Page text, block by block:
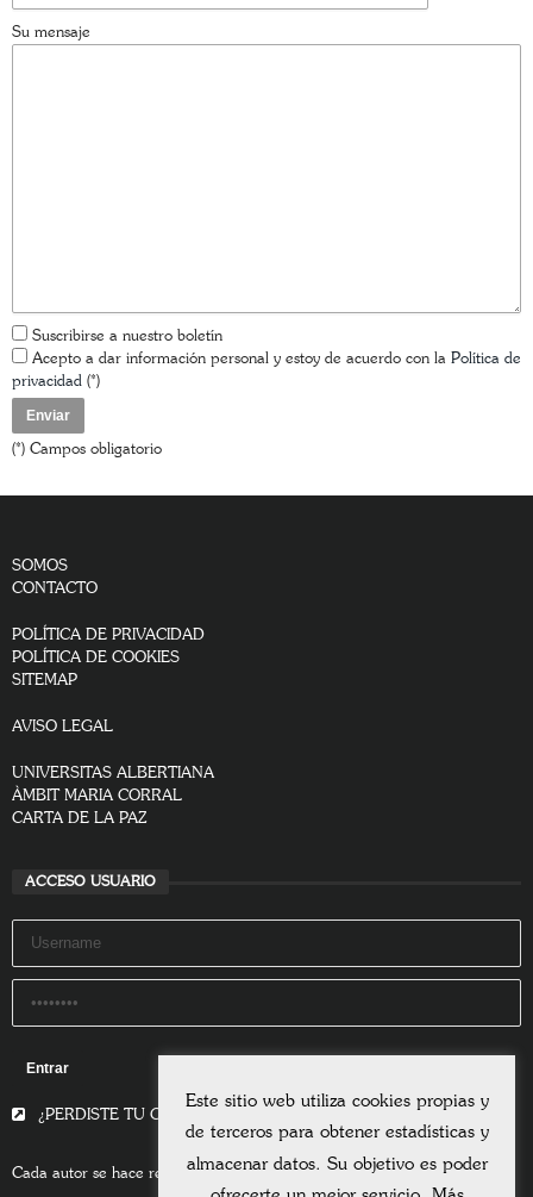
Su mensaje
Suscribirse a nuestro boletín
Acepto a dar información personal y estoy de acuerdo con la Política de
privacidad (*)
(*) Campos obligatorio
SOMOS
CONTACTO
POLÍTICA DE PRIVACIDAD
POLÍTICA DE COOKIES
SITEMAP
AVISO LEGAL
UNIVERSITAS ALBERTIANA
ÀMBIT MARIA CORRAL
CARTA DE LA PAZ
ACCESO USUARIO
¿PERDISTE TU CONTRASEÑA?
Cada autor se hace responsable del contenido de sus escritos.
Este sitio web utiliza cookies propias y
de terceros para obtener estadísticas y
almacenar datos. Su objetivo es poder